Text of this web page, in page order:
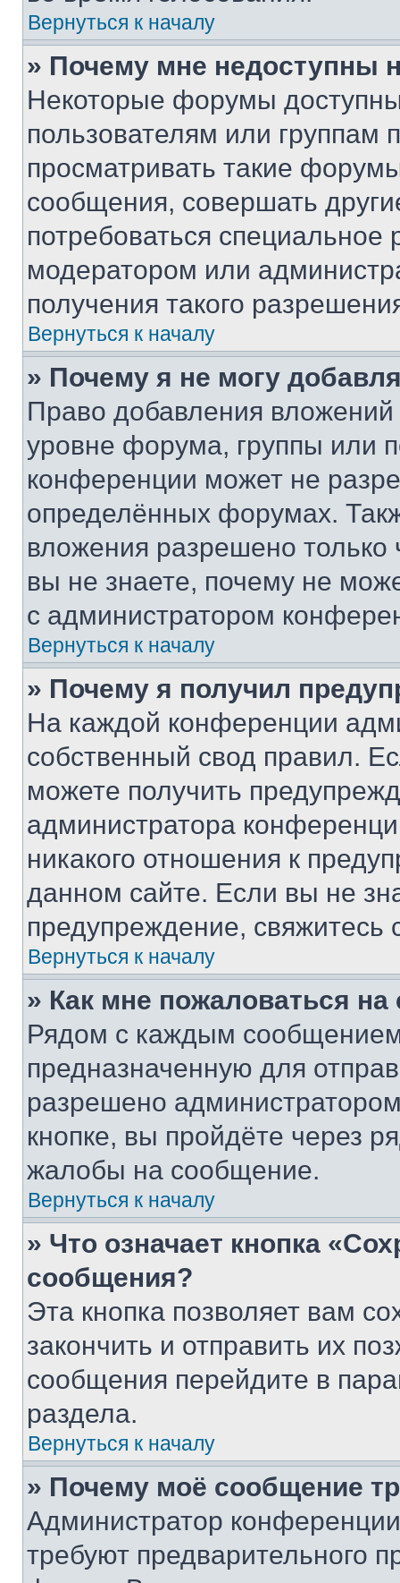
Вернуться к началу
» Почему мне недоступны
Некоторые форумы
пользователям или группам
просматривать такие
сообщения, совершать
потребоваться
модератором или
получения такого
Вернуться к началу
» Почему я не могу
Право добавления
уровне форума, группы или
конференции может не
определённых форумах.
вложения разрешено
вы не знаете, почему не
с администратором
Вернуться к началу
» Почему я получил
На каждой конференции
собственный свод правил.
можете получить
администратора
никакого отношения к
данном сайте. Если вы не
предупреждение,
Вернуться к началу
» Как мне пожаловаться
Рядом с каждым сообщением
предназначенную для
разрешено
кнопке, вы пройдёте через
жалобы на сообщение.
Вернуться к началу
» Что означает кнопка
сообщения?
Эта кнопка позволяет вам
закончить и отправить их
сообщения перейдите в
раздела.
Вернуться к началу
» Почему моё сообщение
Администратор
требуют предварительного